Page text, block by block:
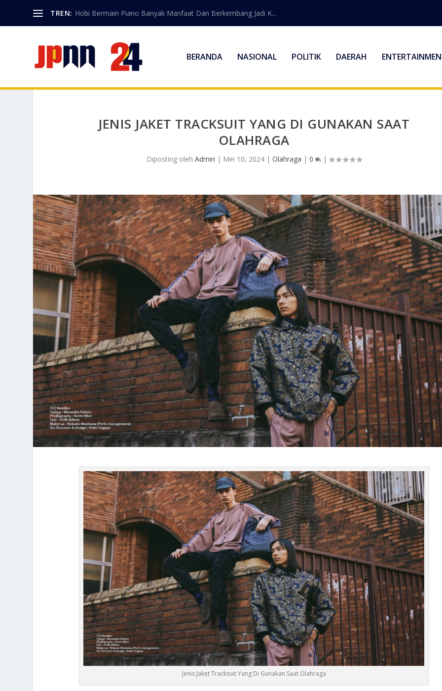
TREN: Hobi Bermain Piano Banyak Manfaat Dan Berkembang Jadi K...
BERANDA NASIONAL POLITIK DAERAH
JENIS JAKET TRACKSUIT YANG DI GUNAKAN SAAT
OLAHRAGA
Diposting oleh Admin | Mei 10, 2024| Olahraga | 0 |
Jenis Jaket Tracksuit Yang Di Gunakan Saat Olahraga